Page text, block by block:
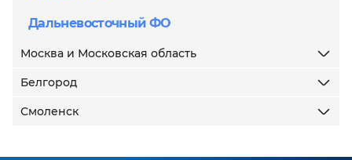
Дальневосточный ФО
Москва и Московская область
Белгород
Смоленск